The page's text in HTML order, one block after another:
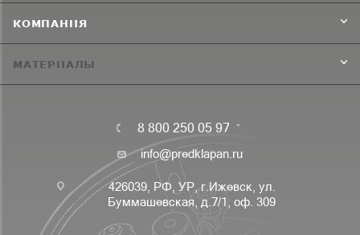
КОМПАНИЯ
МАТЕРИАЛЫ
8 800 250 05 97
info@predklapan.ru
426039, РФ, УР, г.Ижевск, ул.
Буммашевская, д.7/1, оф. 309